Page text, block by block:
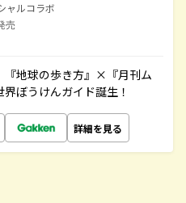
ャルコラボ
売
『地球の歩き方』×『月刊ム
ぼうけんガイド誕生！
詳細を見る